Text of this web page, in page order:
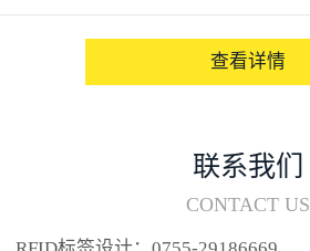
查看详情
联系我们
CONTACT US